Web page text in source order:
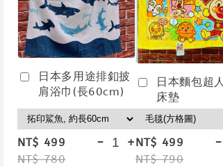
日本多用途排釦披
肩浴巾(長60cm)
NT$ 499
NT$ 780
- +
日本麵包超
床墊
NT$ 499
NT$ 790
-